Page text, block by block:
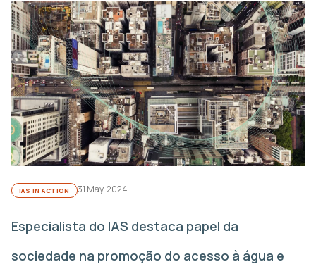
IAS IN ACTION 31 May, 2024
Especialista do IAS destaca papel da
sociedade na promoção do acesso à água e